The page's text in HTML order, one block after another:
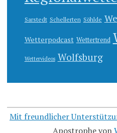
Sarstedt Schellerten Söhlde
Wetterpodcast Wettertrend
Wettervideos Wolfsburg
Mit freundlicher
Apostrophe von